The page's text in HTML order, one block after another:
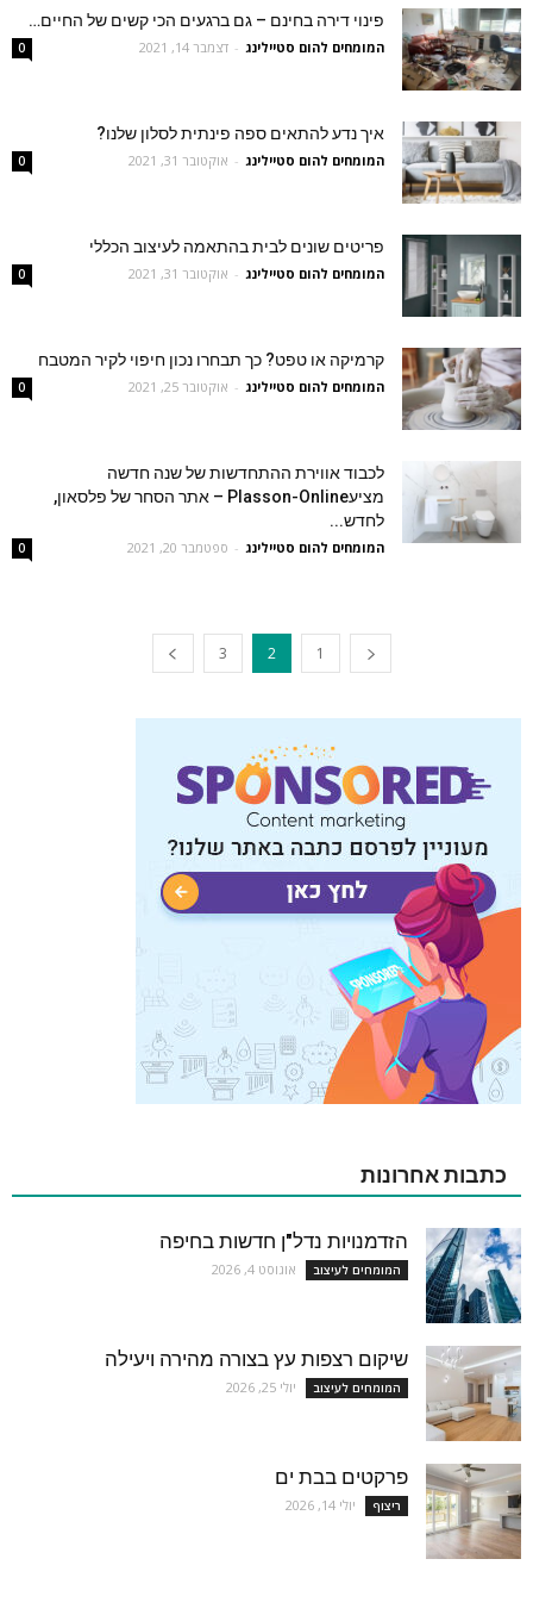
פינוי דירה בחינם – גם ברגעים הכי קשים של החיים…
המומחים להום סטיילינג - דצמבר 14, 2021 0
איך נדע להתאים ספה פינתית לסלון שלנו?
המומחים להום סטיילינג - אוקטובר 31, 2021 0
פריטים שונים לבית בהתאמה לעיצוב הכללי
המומחים להום סטיילינג - אוקטובר 31, 2021 0
קרמיקה או טפט? כך תבחרו נכון חיפוי לקיר המטבח
המומחים להום סטיילינג - אוקטובר 25, 2021 0
לכבוד אווירת ההתחדשות של שנה חדשה
מציעPlasson-Online – אתר הסחר של פלסאון,
לחדש...
המומחים להום סטיילינג - ספטמבר 20, 2021 0
1
2
3
כתבות אחרונות
הזדמנויות נדל"ן חדשות בחיפה
המומחים לעיצוב אוגוסט 4, 2026
שיקום רצפות עץ בצורה מהירה ויעילה
המומחים לעיצוב יולי 25, 2026
פרקטים בבת ים
ריצוף יולי 14, 2026